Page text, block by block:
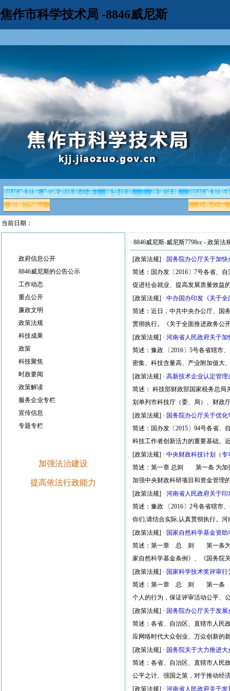
焦作市科学技术局 -8846威尼斯
8846威尼斯-威
尼斯7798cc
政府信息公开 领导信息 政策法规
8846威尼斯
公告公示
当前日期：
政府信息公开
8846威尼斯的公告公示
工作动态
重点公开
廉政文明
政策法规
科技成果
政策
科技聚焦
时政要闻
政策解读
服务企业专栏
宣传信息
专题专栏
加强法治建设
提高依法行政能力
· 8846威尼斯-威尼斯7798cc - 政策法
[政策法规] · 国务院办公厅关于加
简述：国办发〔2016〕7号各省、
促进社会就业、提高发展质量效益
[政策法规] · 中办国办印发《关于
简述：近日，中共中央办公厅、国
贯彻执行。《关于全面推进政务公
[政策法规] · 河南省人民政府关于
简述：豫政 〔2016〕5号各省辖
密集、科技含量高、产业附加值大
[政策法规] · 高新技术企业认定管理
简述： 科技部财政部国家税务总局
划单列市科技厅（委、局）、财政
[政策法规] · 国务院办公厅关于优
简述：国办发〔2015〕94号各省
科技工作者创新活力的重要基础。
[政策法规] · 中央财政科技计划（
简述：第一章 总则 第一条 为加强
加强中央财政科研项目和资金管理
[政策法规] · 河南省人民政府关于
简述：豫政 〔2016〕2号各省辖
你们,请结合实际,认真贯彻执行。
[政策法规] · 国家自然科学基金资
简述：第一章 总 则 第一条为了
家自然科学基金条例》、《国务院
[政策法规] · 国家科学技术奖评审
简述：第一章 总 则 第一条 为加
个人的行为，保证评审活动公平、
[政策法规] · 国务院办公厅关于发
简述：各省、自治区、直辖市人
应网络时代大众创业、万众创新的
[政策法规] · 国务院关于大力推进
简述：各省、自治区、直辖市人
公平之计、强国之策，对于推动经
[政策法规] · 河南省人民政府关于